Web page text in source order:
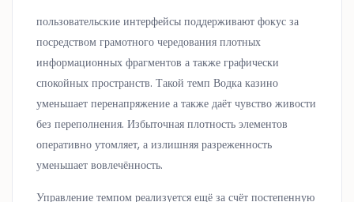
пользовательские интерфейсы поддерживают фокус за
посредством грамотного чередования плотных
информационных фрагментов а также графически
спокойных пространств. Такой темп Водка казино
уменьшает перенапряжение а также даёт чувство живости
без переполнения. Избыточная плотность элементов
оперативно утомляет, а излишняя разреженность
уменьшает вовлечённость.
Управление темпом реализуется ещё за счёт постепенную